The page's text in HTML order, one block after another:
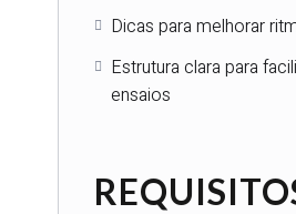
Dicas para melhorar
Estrutura clara para
ensaios